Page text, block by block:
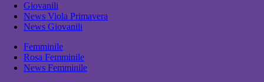
Giovanili
News Viola Primavera
News Giovanili
Femminile
Rosa Femminile
News Femminile